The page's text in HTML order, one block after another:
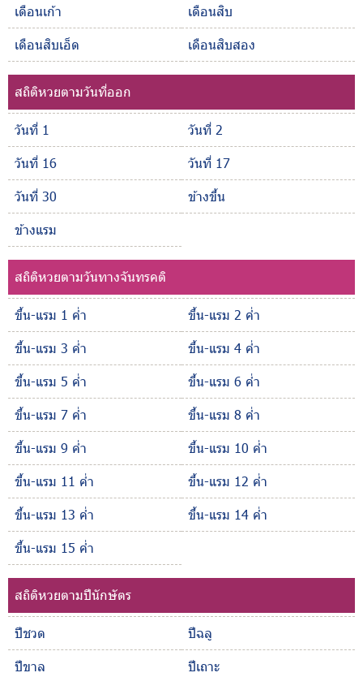
เดือนเก้า
เดือนสิบ
เดือนสิบเอ็ด
เดือนสิบสอง
สถิติหวยตามวันที่ออก
วันที่ 1
วันที่ 2
วันที่ 16
วันที่ 17
วันที่ 30
ข้างขึ้น
ข้างแรม
สถิติหวยตามวันทางจันทรคติ
ขึ้น-แรม 1 ค่ำ
ขึ้น-แรม 2 ค่ำ
ขึ้น-แรม 3 ค่ำ
ขึ้น-แรม 4 ค่ำ
ขึ้น-แรม 5 ค่ำ
ขึ้น-แรม 6 ค่ำ
ขึ้น-แรม 7 ค่ำ
ขึ้น-แรม 8 ค่ำ
ขึ้น-แรม 9 ค่ำ
ขึ้น-แรม 10 ค่ำ
ขึ้น-แรม 11 ค่ำ
ขึ้น-แรม 12 ค่ำ
ขึ้น-แรม 13 ค่ำ
ขึ้น-แรม 14 ค่ำ
ขึ้น-แรม 15 ค่ำ
สถิติหวยตามปีนักษัตร
ปีชวด
ปีฉลู
ปีขาล
ปีเถาะ